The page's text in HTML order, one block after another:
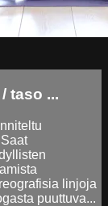
taso ...
linjoja
puuttuva...